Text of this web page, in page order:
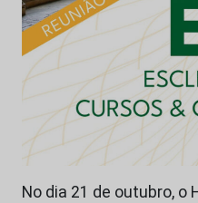
No dia 21 de outubro, o